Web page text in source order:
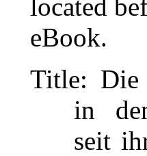
located
eBook.
Title: Die
in
seit